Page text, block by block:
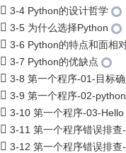
3-4 Python的设计哲学
3-5 为什么选择Python
3-6 Python的特点和面相
3-7 Python的优缺点
3-8 第一个程序-01-目标
3-9 第一个程序-02-
3-10 第一个程序-03-
3-11 第一个程序错误排
3-12 第一个程序错误排查